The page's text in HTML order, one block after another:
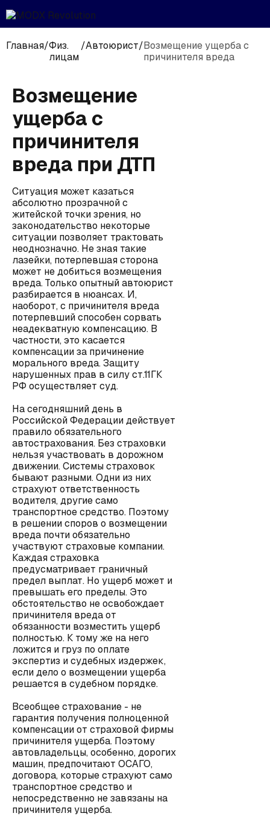
Главная/Физ.
лицам
/Автоюрист/Возмещение ущерба с
причинителя вреда
Возмещение
ущерба с
причинителя
вреда при ДТП
Ситуация может казаться
абсолютно прозрачной с
житейской точки зрения, но
законодательство некоторые
ситуации позволяет трактовать
неоднозначно. Не зная такие
лазейки, потерпевшая сторона
может не добиться возмещения
вреда. Только опытный автоюрист
разбирается в нюансах. И,
наоборот, с причинителя вреда
потерпевший способен сорвать
неадекватную компенсацию. В
частности, это касается
компенсации за причинение
морального вреда. Защиту
нарушенных прав в силу ст.11ГК
РФ осуществляет суд.
На сегодняшний день в
Российской Федерации действует
правило обязательного
автострахования. Без страховки
нельзя участвовать в дорожном
движении. Системы страховок
бывают разными. Одни из них
страхуют ответственность
водителя, другие само
транспортное средство. Поэтому
в решении споров о возмещении
вреда почти обязательно
участвуют страховые компании.
Каждая страховка
предусматривает граничный
предел выплат. Но ущерб может и
превышать его пределы. Это
обстоятельство не освобождает
причинителя вреда от
обязанности возместить ущерб
полностью. К тому же на него
ложится и груз по оплате
экспертиз и судебных издержек,
если дело о возмещении ущерба
решается в судебном порядке.
Всеобщее страхование - не
гарантия получения полноценной
компенсации от страховой фирмы
причинителя ущерба. Поэтому
автовладельцы, особенно, дорогих
машин, предпочитают ОСАГО,
договора, которые страхуют само
транспортное средство и
непосредственно не завязаны на
причинителя ущерба.